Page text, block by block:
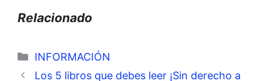
Relacionado
Categorías
INFORMACIÓN
Los 5 libros que debes leer ¡Sin derecho a